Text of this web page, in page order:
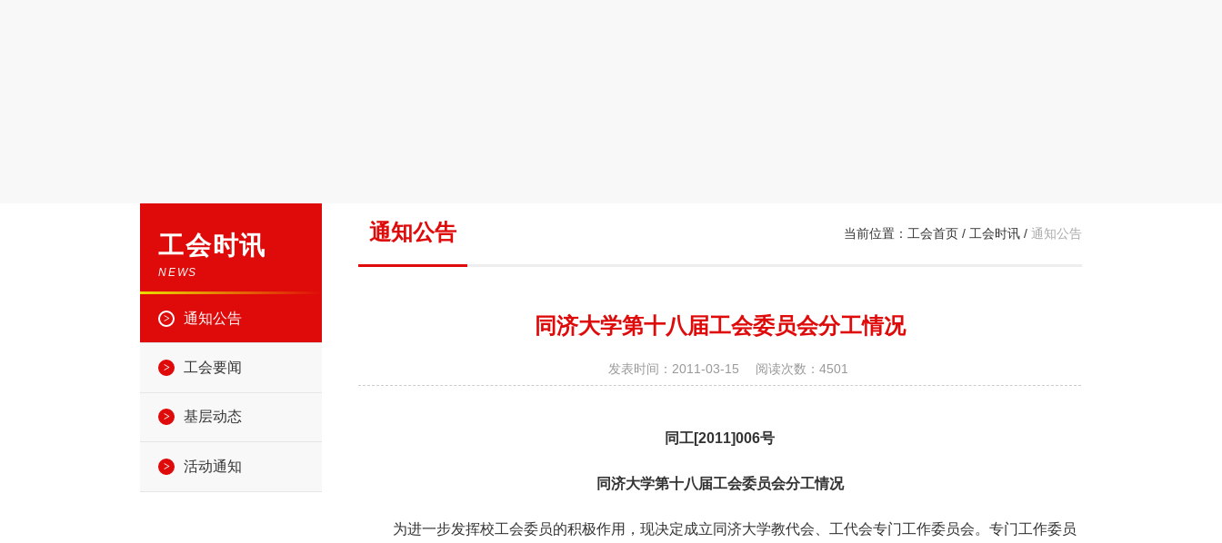
工会时讯
NEWS
通知公告
工会要闻
基层动态
活动通知
通知公告 当前位置： 工会首页/ 工会时讯/ 通知公告
同济大学第十八届工会委员会分工情况
发表时间：2011-03-15 阅读次数：4501
同工[2011]006号
同济大学第十八届工会委员会分工情况
为进一步发挥校工会委员的积极作用，现决定成立同济大学教代会、工代会专门工作委员会。专门工作委员